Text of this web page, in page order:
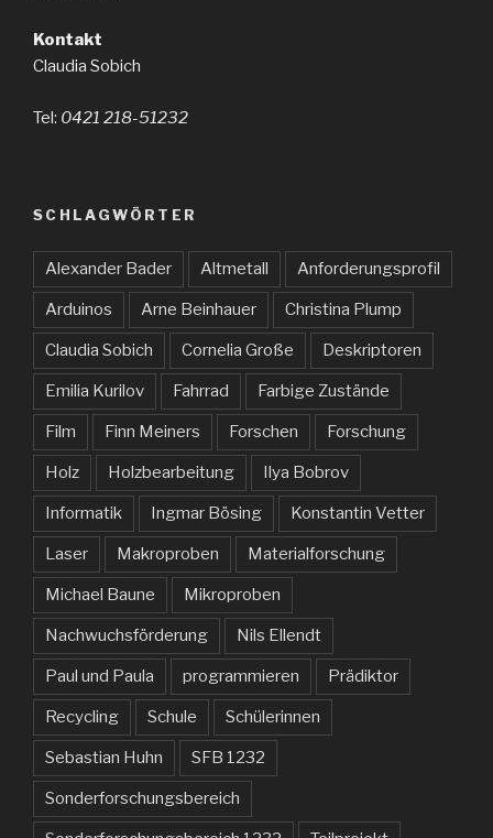
Kontakt
Claudia Sobich
Tel: 0421 218-51232
SCHLAGWÖRTER
Alexander Bader Altmetall Anforderungsprofil
Arduinos Arne Beinhauer Christina Plump
Claudia Sobich Cornelia Große Deskriptoren
Emilia Kurilov Fahrrad Farbige Zustände
Film Finn Meiners Forschen Forschung
Holz Holzbearbeitung Ilya Bobrov
Informatik Ingmar Bösing Konstantin Vetter
Laser Makroproben Materialforschung
Michael Baune Mikroproben
Nachwuchsförderung Nils Ellendt
Paul und Paula programmieren Prädiktor
Recycling Schule Schülerinnen
Sebastian Huhn SFB 1232
Sonderforschungsbereich